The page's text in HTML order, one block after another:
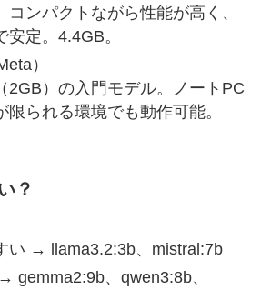
ンパクトながら性能が高く、
定。4.4GB。
）
）の入門モデル。ノートPC
限られる環境でも動作可能。
？
い → llama3.2:3b、mistral:7b
gemma2:9b、qwen3:8b、